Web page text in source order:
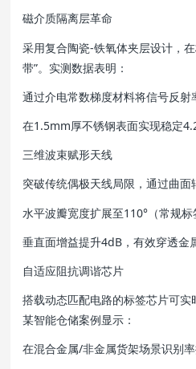
磁介质隔离层革命
采用复合陶瓷-铁氧体夹层设计，
带”。实测数据表明：
通过介电常数梯度材料将信号反射
在1.5mm厚不锈钢表面实现稳定
三维波束赋形天线
突破传统偶极天线局限，通过曲面
水平波瓣宽度扩展至110°（常规标
垂直面增益提升4dB，有效穿透金
自适应阻抗调谐芯片
搭载动态匹配电路的标签芯片可实
某智能仓储案例显示：
在混合金属/非金属货架场景识别